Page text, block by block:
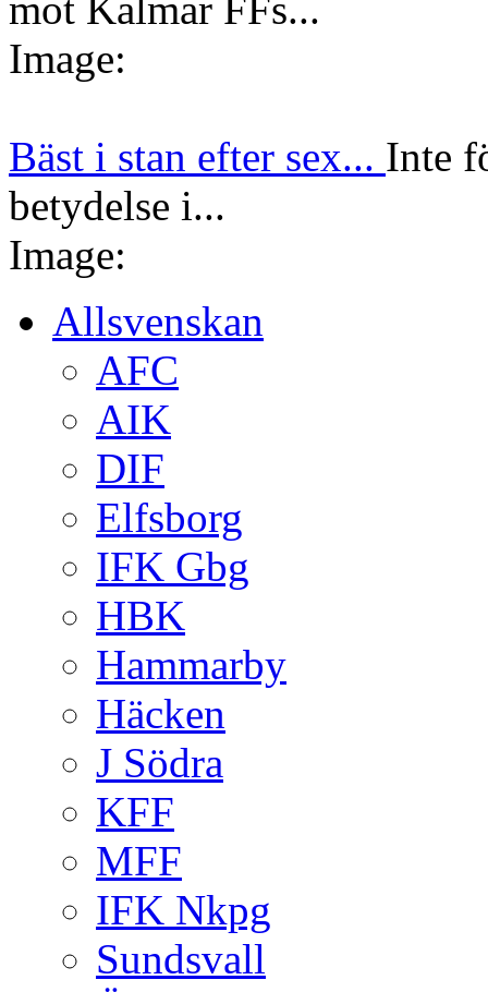
Image:
Bäst i stan efter sex... Inte
betydelse i...
Image:
Allsvenskan
AFC
AIK
DIF
Elfsborg
IFK Gbg
HBK
Hammarby
Häcken
J Södra
KFF
MFF
IFK Nkpg
Sundsvall